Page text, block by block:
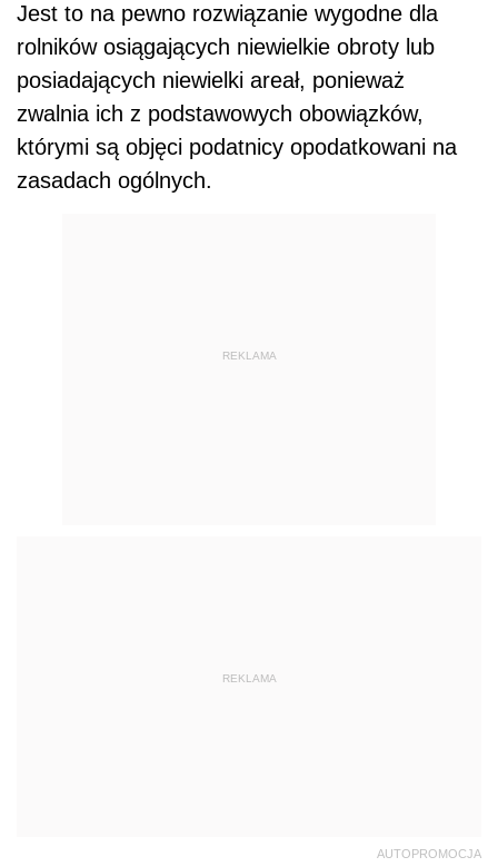
Jest to na pewno rozwiązanie wygodne dla
rolników osiągających niewielkie obroty lub
posiadających niewielki areał, ponieważ
zwalnia ich z podstawowych obowiązków,
którymi są objęci podatnicy opodatkowani na
zasadach ogólnych.
REKLAMA
REKLAMA
AUTOPROMOCJA